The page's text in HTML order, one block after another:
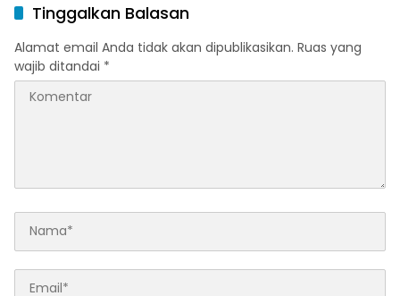
Tinggalkan Balasan
Alamat email Anda tidak akan dipublikasikan. Ruas yang
wajib ditandai *